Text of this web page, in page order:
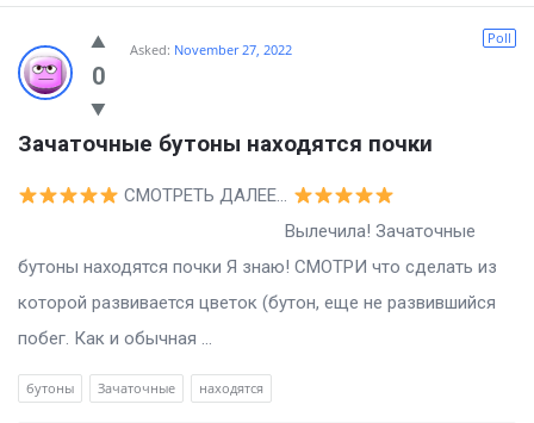
0
Poll
Asked: November 27, 2022
Зачаточные бутоны находятся почки
СМОТРЕТЬ ДАЛЕЕ…
Вылечила! Зачаточные
бутоны находятся почки Я знаю! СМОТРИ что сделать из
которой развивается цветок (бутон, еще не развившийся
побег. Как и обычная ...
бутоны Зачаточные находятся